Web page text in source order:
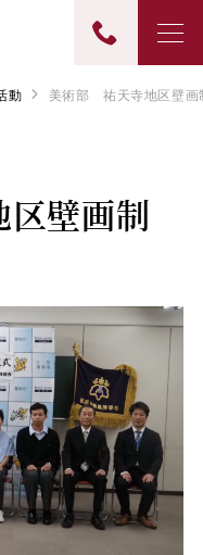
動 美術部 祐天寺地区壁画
壁画制